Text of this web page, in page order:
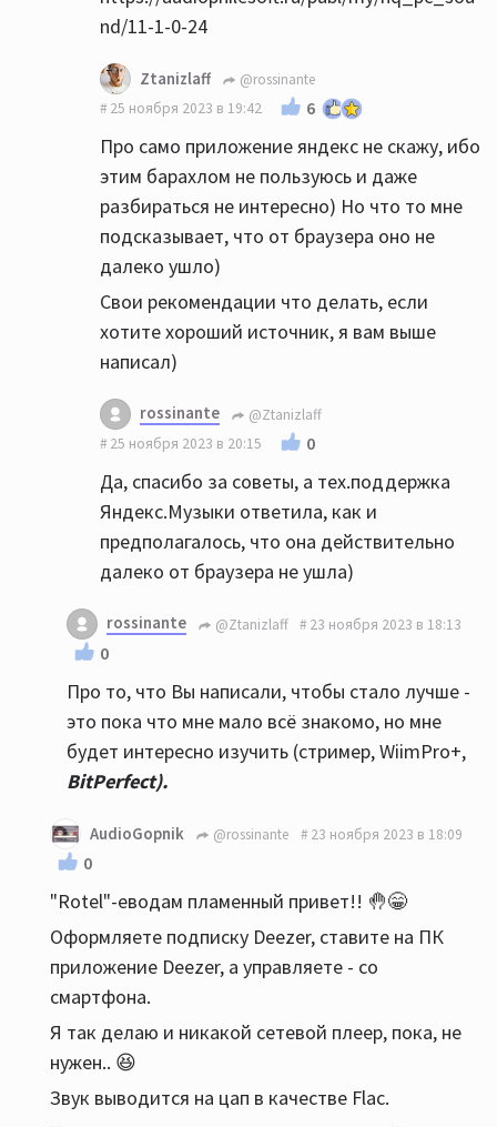
нравится больше.
Ну еще бы, цап и звук Xonar это печаль,
только тинейджерам в игрушки играть
подходит)
В общем, вам чтоб что-то понять оценить,
надо норм цап сначало.
nd/11-1-0-24
Ztanizlaff
@rossinante
25 ноября 2023 в 19:42
6
Про само приложение яндекс не скажу, ибо
этим барахлом не пользуюсь и даже
разбираться не интересно) Но что то мне
подсказывает, что от браузера оно не
далеко ушло)
Свои рекомендации что делать, если
хотите хороший источник, я вам выше
написал)
rossinante
@Ztanizlaff
25 ноября 2023 в 20:15
0
Да, спасибо за советы, а тех.поддержка
Яндекс.Музыки ответила, как и
предполагалось, что она действительно
далеко от браузера не ушла)
rossinante @Ztanizlaff 23 ноября 2023 в 18:13
0
Про то, что Вы написали, чтобы стало лучше -
это пока что мне мало всё знакомо, но мне
будет интересно изучить (стример, WiimPro+,
BitPerfect).
AudioGopnik @rossinante 23 ноября 2023 в 18:09
0
"Rotel"-еводам пламенный привет!! 🤚😁
Оформляете подписку Deezer, cтавите на ПК
приложение Deezer, а управляете - со
смартфона.
Я так делаю и никакой сетевой плеер, пока, не
нужен.. 😆
Звук выводится на цап в качестве Flac.